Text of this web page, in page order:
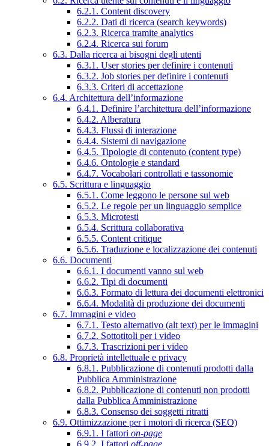
6.2.1. Content discovery
6.2.2. Dati di ricerca (search keywords)
6.2.3. Ricerca tramite analytics
6.2.4. Ricerca sui forum
6.3. Dalla ricerca ai bisogni degli utenti
6.3.1. User stories per definire i contenuti
6.3.2. Job stories per definire i contenuti
6.3.3. Criteri di accettazione
6.4. Architettura dell’informazione
6.4.1. Definire l’architettura dell’informazione
6.4.2. Alberatura
6.4.3. Flussi di interazione
6.4.4. Sistemi di navigazione
6.4.5. Tipologie di contenuto (content type)
6.4.6. Ontologie e standard
6.4.7. Vocabolari controllati e tassonomie
6.5. Scrittura e linguaggio
6.5.1. Come leggono le persone sul web
6.5.2. Le regole per un linguaggio semplice
6.5.3. Microtesti
6.5.4. Scrittura collaborativa
6.5.5. Content critique
6.5.6. Traduzione e localizzazione dei contenuti
6.6. Documenti
6.6.1. I documenti vanno sul web
6.6.2. Tipi di documenti
6.6.3. Formato di lettura dei documenti elettronici
6.6.4. Modalità di produzione dei documenti
6.7. Immagini e video
6.7.1. Testo alternativo (alt text) per le immagini
6.7.2. Sottotitoli per i video
6.7.3. Trascrizioni per i video
6.8. Proprietà intellettuale e privacy
6.8.1. Pubblicazione di contenuti prodotti dalla
Pubblica Amministrazione
6.8.2. Pubblicazione di contenuti non prodotti
dalla Pubblica Amministrazione
6.8.3. Consenso dei soggetti ritratti
6.9. Ottimizzazione per i motori di ricerca (SEO)
6.9.1. I fattori on-page
6.9.2. I fattori off-page